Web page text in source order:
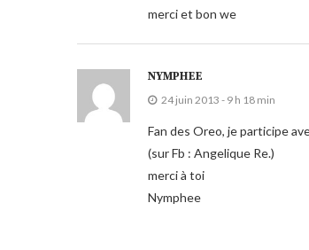
merci et bon we
NYMPHEE
24 juin 2013 - 9 h 18 min
Fan des Oreo, je participe
(sur Fb : Angelique Re.)
merci à toi
Nymphee